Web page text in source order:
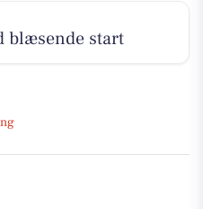
blæsende start